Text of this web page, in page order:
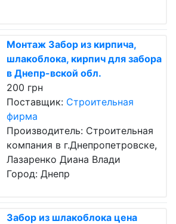
Монтаж Забор из кирпича,
шлакоблока, кирпич для забора
в Днепр-вской обл.
200 грн
Поставщик: Строительная
фирма
Производитель: Строительная
компания в г.Днепропетровске,
Лазаренко Диана Влади
Город: Днепр
Забор из шлакоблока цена